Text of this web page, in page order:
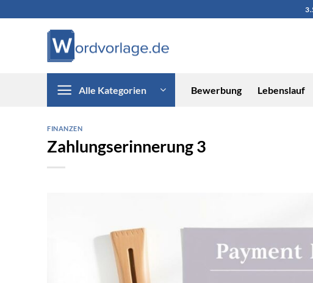
Alle Kategorien Bewerbung Lebenslauf
FINANZEN
Zahlungserinnerung 3